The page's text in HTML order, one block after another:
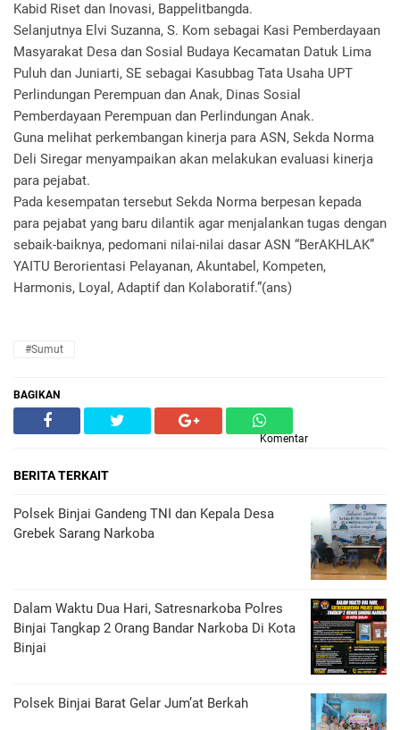
Kabid Riset dan Inovasi, Bappelitbangda.
Selanjutnya Elvi Suzanna, S. Kom sebagai Kasi Pemberdayaan
Masyarakat Desa dan Sosial Budaya Kecamatan Datuk Lima
Puluh dan Juniarti, SE sebagai Kasubbag Tata Usaha UPT
Perlindungan Perempuan dan Anak, Dinas Sosial
Pemberdayaan Perempuan dan Perlindungan Anak.
Guna melihat perkembangan kinerja para ASN, Sekda Norma
Deli Siregar menyampaikan akan melakukan evaluasi kinerja
para pejabat.
Pada kesempatan tersebut Sekda Norma berpesan kepada
para pejabat yang baru dilantik agar menjalankan tugas dengan
sebaik-baiknya, pedomani nilai-nilai dasar ASN “BerAKHLAK”
YAITU Berorientasi Pelayanan, Akuntabel, Kompeten,
Harmonis, Loyal, Adaptif dan Kolaboratif.”(ans)
#Sumut
BAGIKAN
Komentar
BERITA TERKAIT
Polsek Binjai Gandeng TNI dan Kepala Desa
Grebek Sarang Narkoba
Dalam Waktu Dua Hari, Satresnarkoba Polres
Binjai Tangkap 2 Orang Bandar Narkoba Di Kota
Binjai
Polsek Binjai Barat Gelar Jum’at Berkah